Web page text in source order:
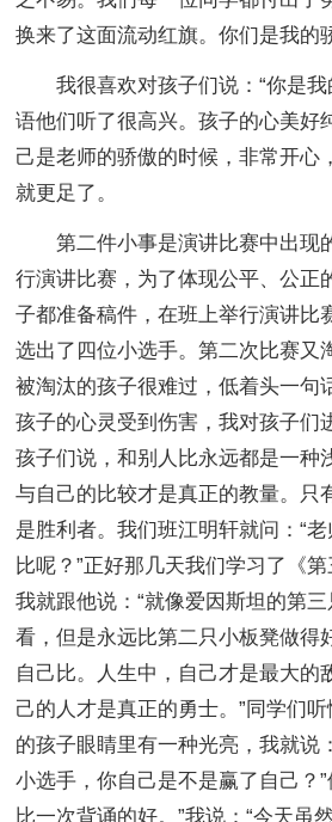
换来了这面流动红旗。你们是我的
我很喜欢对孩子们说：“你是
语他们听了很高兴。孩子的心美好
己是老师的骄傲的时候，非常开心
就更足了。
第二件小事是演讲比赛中出现
行演讲比赛，为了体现公平、公正
子都准备稿件，在班上举行演讲比
选出了四位小选手。第二次比赛又
被淘汰的孩子很难过，低着头一句
孩子的心灵受到伤害，我对孩子们
孩子们说，和别人比永远都是一种
与自己的比较才是真正的教量。只
是胜利者。我们班江明轩就问：“
比呢？”正好那几天我们学习了《
我就跟他说：“就像爱因斯坦的第
看，但是永远比第二只小板凳做得
自己比。人生中，自己才是最大的
己的人才是真正的勇士。”同学们
的孩子眼睛里有一种光亮，我就说
小选手，你自己是不是赢了自己？
比一次背诵的好。”我说：“今天虽